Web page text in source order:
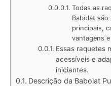
Todas as
Babolat
principais,
vantagens
Essas raquetes
acessíveis e
iniciantes.
Descrição da Babolat